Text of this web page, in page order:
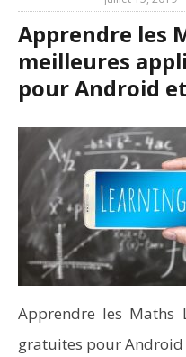
Apprendre les
meilleures
pour Android
Apprendre les Maths
gratuites pour Android